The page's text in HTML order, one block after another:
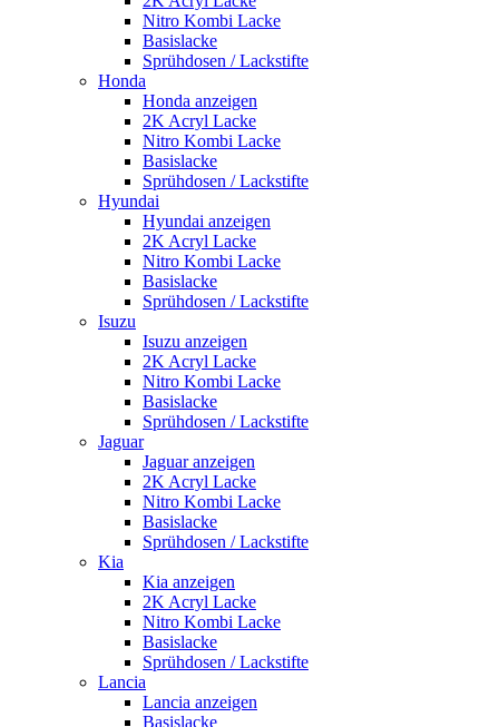
Nitro Kombi Lacke
Basislacke
Sprühdosen / Lackstifte
Honda
Honda anzeigen
2K Acryl Lacke
Nitro Kombi Lacke
Basislacke
Sprühdosen / Lackstifte
Hyundai
Hyundai anzeigen
2K Acryl Lacke
Nitro Kombi Lacke
Basislacke
Sprühdosen / Lackstifte
Isuzu
Isuzu anzeigen
2K Acryl Lacke
Nitro Kombi Lacke
Basislacke
Sprühdosen / Lackstifte
Jaguar
Jaguar anzeigen
2K Acryl Lacke
Nitro Kombi Lacke
Basislacke
Sprühdosen / Lackstifte
Kia
Kia anzeigen
2K Acryl Lacke
Nitro Kombi Lacke
Basislacke
Sprühdosen / Lackstifte
Lancia
Lancia anzeigen
Basislacke